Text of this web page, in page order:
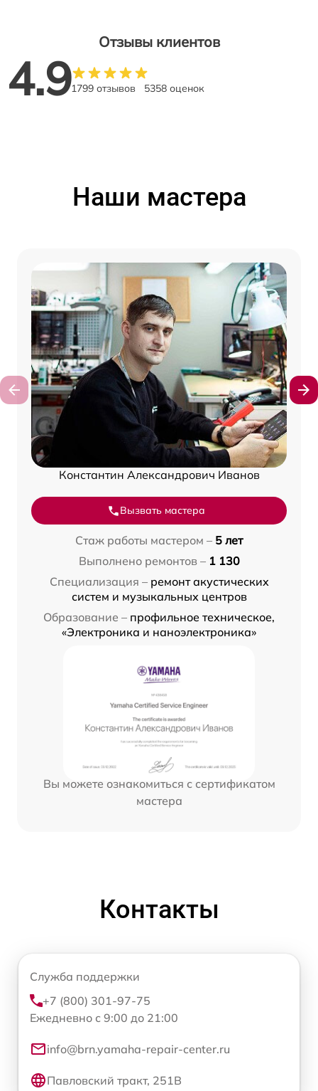
Отзывы клиентов
4.91799 отзывов 5358 оценок
Наши мастера
Константин Александрович Иванов
Вызвать мастера
Стаж работы мастером – 5 лет
Выполнено ремонтов – 1 130
Специализация – ремонт акустических
систем и музыкальных центров
Образование – профильное техническое,
«Электроника и наноэлектроника»
Вы можете ознакомиться с сертификатом
мастера
Контакты
Служба поддержки
+7 (800) 301-97-75
Ежедневно с 9:00 до 21:00
info@brn.yamaha-repair-center.ru
Павловский тракт, 251В